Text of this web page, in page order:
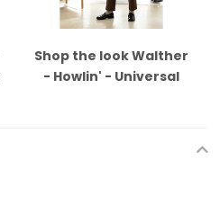
Shop the look Walther
- Howlin' - Universal